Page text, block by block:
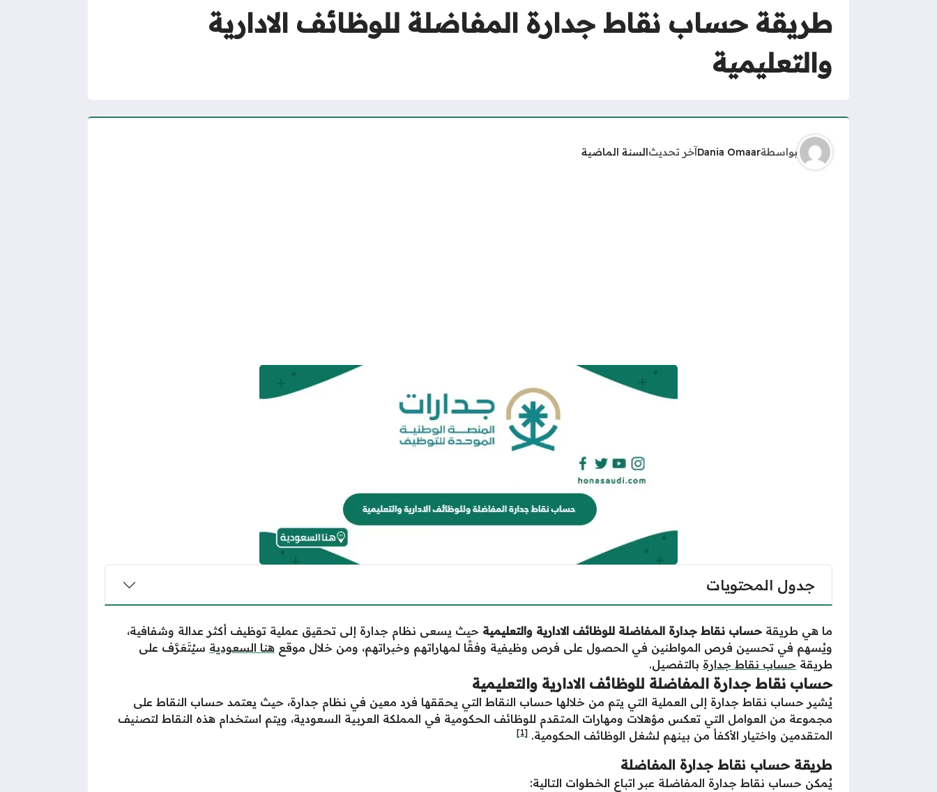
طريقة حساب نقاط جدارة المفاضلة للوظائف الادارية
والتعليمية
بواسطةDania Omaarآخر تحديثالسنة الماضية
جدول المحتويات
ما هي طريقة حساب نقاط جدارة المفاضلة للوظائف الادارية والتعليمية حيث يسعى نظام جدارة إلى تحقيق عملية توظيف أكثر عدالة وشفافية،
ويُسهم في تحسين فرص المواطنين في الحصول على فرص وظيفية وفقًا لمهاراتهم وخبراتهم، ومن خلال موقع هنا السعودية سيُتَعَرَّف على
طريقة حساب نقاط جدارة بالتفصيل.
حساب نقاط جدارة المفاضلة للوظائف الادارية والتعليمية
يُشير حساب نقاط جدارة إلى العملية التي يتم من خلالها حساب النقاط التي يحققها فرد معين في نظام جدارة، حيث يعتمد حساب النقاط على
مجموعة من العوامل التي تعكس مؤهلات ومهارات المتقدم للوظائف الحكومية في المملكة العربية السعودية، ويتم استخدام هذه النقاط لتصنيف
المتقدمين واختيار الأكفأ من بينهم لشغل الوظائف الحكومية. [1]
طريقة حساب نقاط جدارة المفاضلة
يُمكن حساب نقاط جدارة المفاضلة عبر اتباع الخطوات التالية: